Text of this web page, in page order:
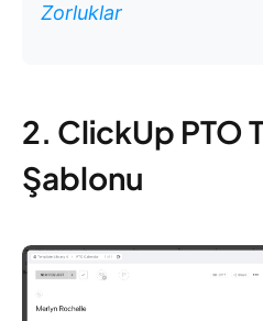
Zorluklar
2. ClickUp PTO
Şablonu